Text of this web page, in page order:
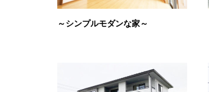
～シンプルモダンな家～